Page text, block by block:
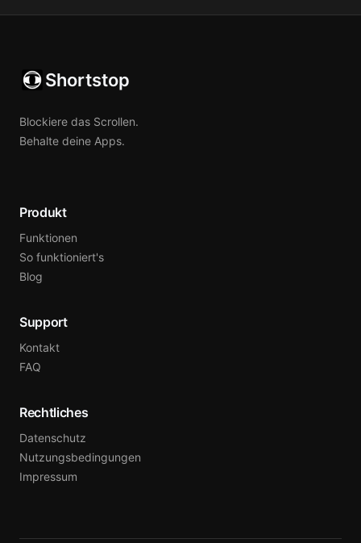
Shortstop
Blockiere das Scrollen.
Behalte deine Apps.
Produkt
Funktionen
So funktioniert's
Blog
Support
Kontakt
FAQ
Rechtliches
Datenschutz
Nutzungsbedingungen
Impressum